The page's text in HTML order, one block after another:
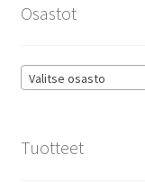
Osastot
Valitse osasto
Tuotteet